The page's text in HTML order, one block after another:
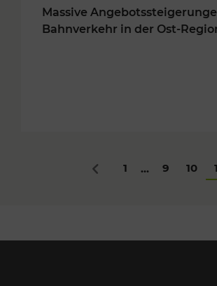
Massive
Bahnverkehr in der Ost-
Zurück
1 ... 9 10